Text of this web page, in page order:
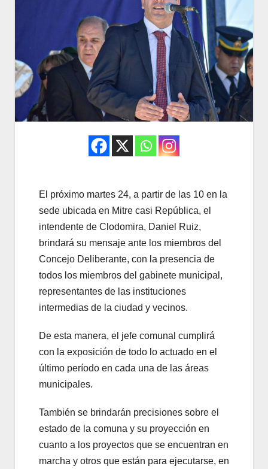
El próximo martes 24, a partir de las 10 en la
sede ubicada en Mitre casi República, el
intendente de Clodomira, Daniel Ruiz,
brindará su mensaje ante los miembros del
Concejo Deliberante, con la presencia de
todos los miembros del gabinete municipal,
representantes de las instituciones
intermedias de la ciudad y vecinos.
De esta manera, el jefe comunal cumplirá
con la exposición de todo lo actuado en el
último período en cada una de las áreas
municipales.
También se brindarán precisiones sobre el
estado de la comuna y su proyección en
cuanto a los proyectos que se encuentran en
marcha y otros que están para ejecutarse, en